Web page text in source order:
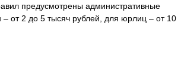
предусмотрены административные
от 2 до 5 тысяч рублей, для юрлиц – от 10